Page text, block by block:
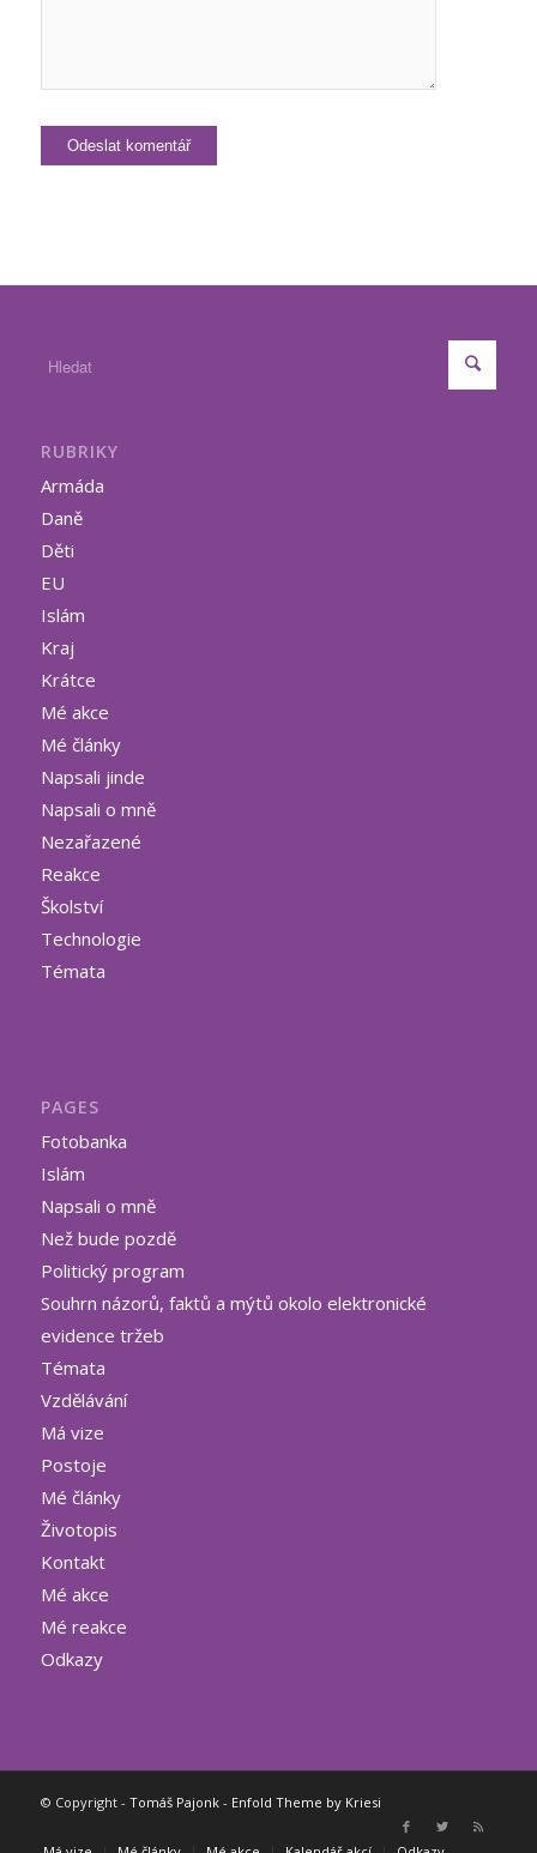
RUBRIKY
Armáda
Daně
Děti
EU
Islám
Kraj
Krátce
Mé akce
Mé články
Napsali jinde
Napsali o mně
Nezařazené
Reakce
Školství
Technologie
Témata
PAGES
Fotobanka
Islám
Napsali o mně
Než bude pozdě
Politický program
Souhrn názorů, faktů a mýtů okolo elektronické
evidence tržeb
Témata
Vzdělávání
Má vize
Postoje
Mé články
Životopis
Kontakt
Mé akce
Mé reakce
Odkazy
© Copyright - Tomáš Pajonk- Enfold Theme by Kriesi